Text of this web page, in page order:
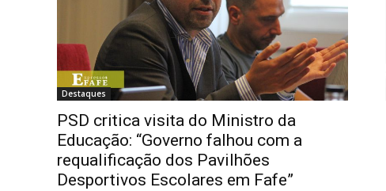
Destaques
PSD critica visita do Ministro da
Educação: “Governo falhou com a
requalificação dos Pavilhões
Desportivos Escolares em Fafe”